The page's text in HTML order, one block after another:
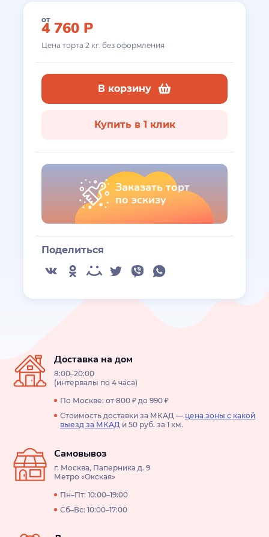
от
4 760 Р
Цена торта 2 кг. без оформления
В корзину
Купить в 1 клик
Заказать торт
по эскизу
Поделиться
Доставка на дом
8:00–20:00
(интервалы по 4 часа)
По Москве: от 800 ₽ до 990 ₽
Стоимость доставки за МКАД — цена зоны с какой
выезд за МКАД и 50 руб. за 1 км.
Самовывоз
г. Москва, Паперника д. 9
Метро «Окская»
Пн–Пт: 10:00–19:00
Сб–Вс: 10:00–17:00